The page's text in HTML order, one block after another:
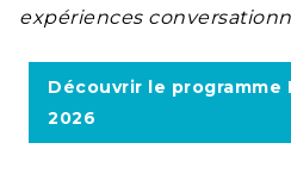
expériences
Découvrir le programme
2026